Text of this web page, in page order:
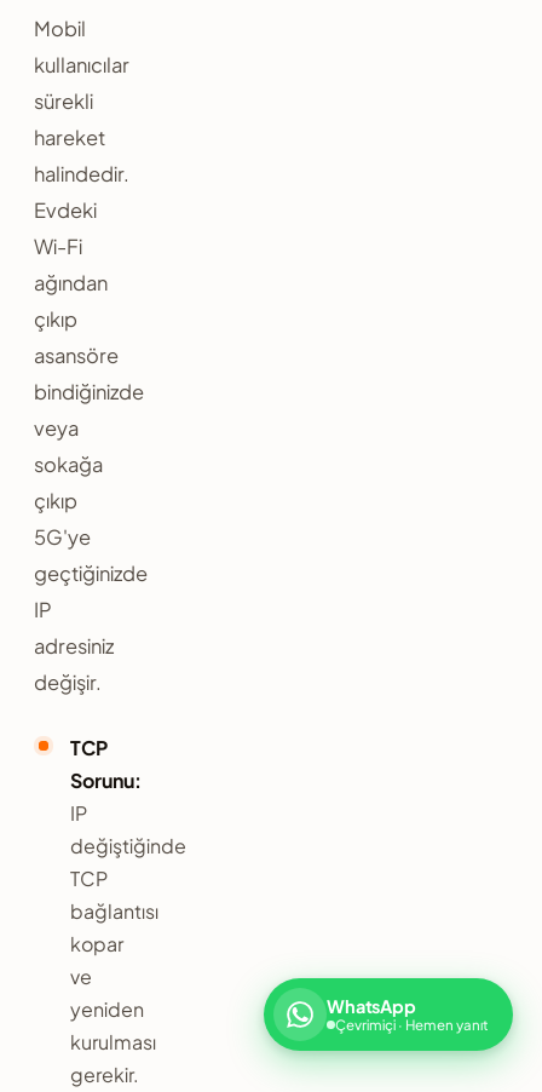
Mobil
kullanıcılar
sürekli
hareket
halindedir.
Evdeki
Wi-Fi
ağından
çıkıp
asansöre
bindiğinizde
veya
sokağa
çıkıp
5G'ye
geçtiğinizde
IP
adresiniz
değişir.
TCP
Sorunu:
IP
değiştiğinde
TCP
bağlantısı
kopar
ve
yeniden
kurulması
gerekir.
WhatsApp
Çevrimiçi · Hemen yanıt